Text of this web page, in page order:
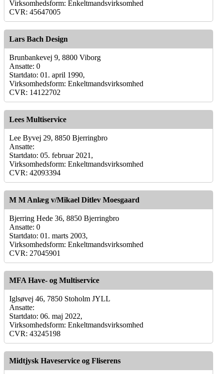
Virksomhedsform: Enkeltmandsvirksomhed
CVR: 45647005
Lars Bach Design
Brunbankevej 9, 8800 Viborg
Ansatte: 0
Startdato: 01. april 1990,
Virksomhedsform: Enkeltmandsvirksomhed
CVR: 14122702
Lees Multiservice
Lee Byvej 29, 8850 Bjerringbro
Ansatte:
Startdato: 05. februar 2021,
Virksomhedsform: Enkeltmandsvirksomhed
CVR: 42093394
M M Anlæg v/Mikael Ditlev Moesgaard
Bjerring Hede 36, 8850 Bjerringbro
Ansatte: 0
Startdato: 01. marts 2003,
Virksomhedsform: Enkeltmandsvirksomhed
CVR: 27045901
MFA Have- og Multiservice
Iglsøvej 46, 7850 Stoholm JYLL
Ansatte:
Startdato: 06. maj 2022,
Virksomhedsform: Enkeltmandsvirksomhed
CVR: 43245198
Midtjysk Haveservice og Fliserens